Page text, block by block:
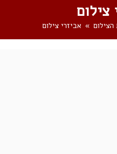
צילום
הצילום אביזרי צילום